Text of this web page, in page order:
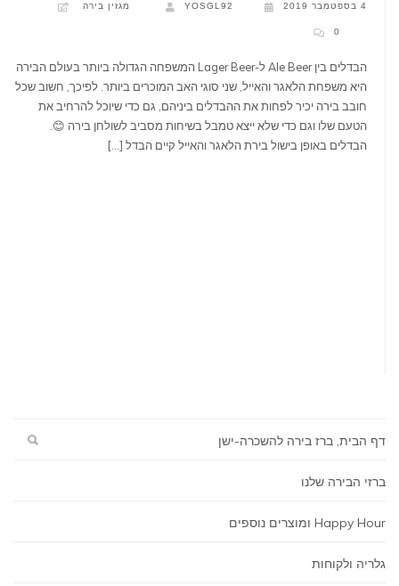
4 בספטמבר 2019 YOSGL92 מגזין בירה
0
הבדלים בין Ale Beer ל-Lager Beer המשפחה הגדולה ביותר בעולם הבירה
היא משפחת הלאגר והאייל, שני סוגי האב המוכרים ביותר. לפיכך, חשוב שכל
חובב בירה יכיר לפחות את ההבדלים ביניהם, גם כדי שיוכל להרחיב את
הטעם שלו וגם כדי שלא ייצא טמבל בשיחות מסביב לשולחן בירה 😊.
הבדלים באופן בישול בירת הלאגר והאייל קיים הבדל […]
דף הבית, ברז בירה להשכרה-ישן
ברזי הבירה שלנו
Happy Hour ומוצרים נוספים
גלריה ולקוחות